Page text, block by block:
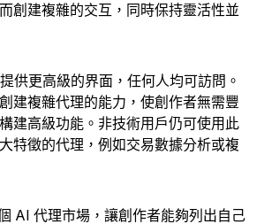
創建複雜的交互，同時保持靈活性並
提供更高級的界面，任何人均可訪問。
建複雜代理的能力，使創作者無需豐
建高級功能。非技術用戶仍可使用此
特徵的代理，例如交易數據分析或複
AI 代理市場，讓創作者能夠列出自己